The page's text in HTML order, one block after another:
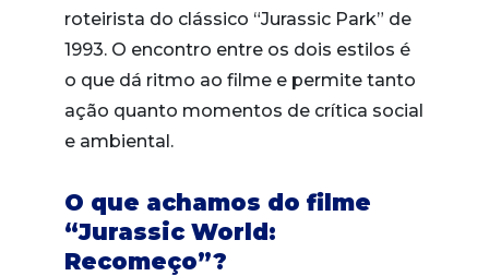
roteirista do clássico “Jurassic Park” de
1993. O encontro entre os dois estilos é
o que dá ritmo ao filme e permite tanto
ação quanto momentos de crítica social
e ambiental.
O que achamos do filme
“Jurassic World:
Recomeço”?